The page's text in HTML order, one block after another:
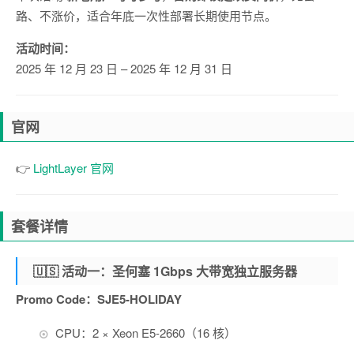
路、不涨价，适合年底一次性部署长期使用节点。
活动时间：
2025 年 12 月 23 日 – 2025 年 12 月 31 日
官网
👉 LightLayer 官网
套餐详情
🇺🇸 活动一：圣何塞 1Gbps 大带宽独立服务器
Promo Code：SJE5-HOLIDAY
CPU：2 × Xeon E5-2660（16 核）